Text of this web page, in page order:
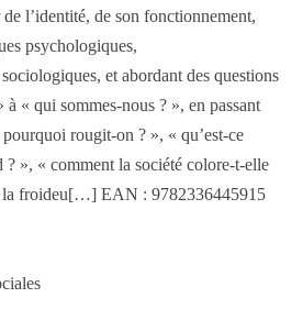
l’identité, de son fonctionnement,
psychologiques,
et abordant des questions
« qui sommes-nous ? », en passant
rougit-on ? », « qu’est-ce
? », « comment la société colore-t-elle
la froideu[…] EAN : 9782336445915